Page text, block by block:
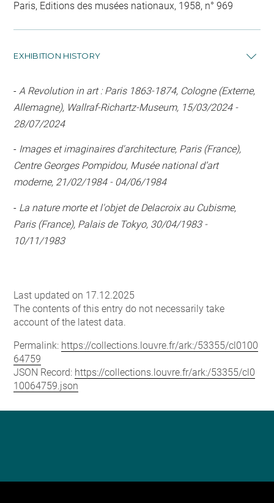
Paris, Editions des musées nationaux, 1958, n° 969
EXHIBITION HISTORY
- A Revolution in art : Paris 1863-1874, Cologne (Externe,
Allemagne), Wallraf-Richartz-Museum, 15/03/2024 -
28/07/2024
- Images et imaginaires d'architecture, Paris (France),
Centre Georges Pompidou, Musée national d’art
moderne, 21/02/1984 - 04/06/1984
- La nature morte et l'objet de Delacroix au Cubisme,
Paris (France), Palais de Tokyo, 30/04/1983 -
10/11/1983
Last updated on 17.12.2025
The contents of this entry do not necessarily take
account of the latest data.
Permalink: https://collections.louvre.fr/ark:/53355/cl0100
64759
JSON Record: https://collections.louvre.fr/ark:/53355/cl0
10064759.json